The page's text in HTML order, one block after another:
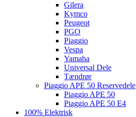
Gilera
Kymco
Peugeot
PGO
Piaggio
Vespa
Yamaha
Universal Dele
Tændrør
Piaggio APE 50 Reservedele
Piaggio APE 50
Piaggio APE 50 E4
100% Elektrisk